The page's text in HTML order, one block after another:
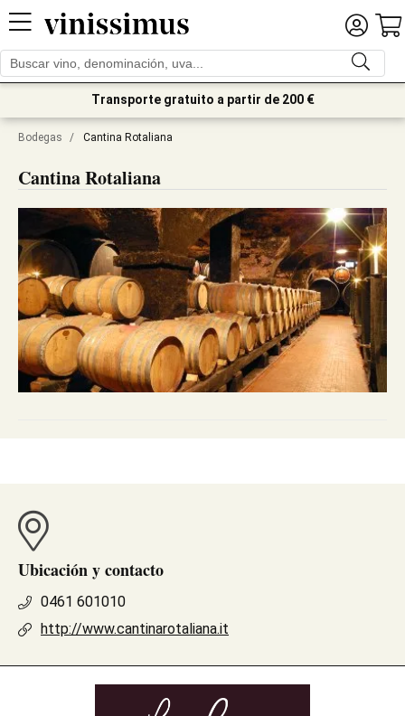
Transporte gratuito a partir de 200 €
Bodegas / Cantina Rotaliana
Cantina Rotaliana
Ubicación y contacto
0461 601010
http://www.cantinarotaliana.it